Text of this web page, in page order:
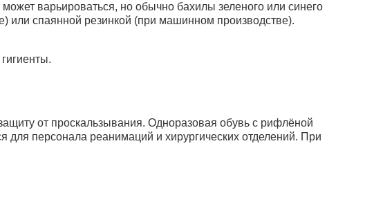
варьироваться, но обычно бахилы зеленого или синего
или спаянной резинкой (при машинном производстве).
от проскальзывания. Одноразовая обувь с рифлёной
персонала реанимаций и хирургических отделений. При